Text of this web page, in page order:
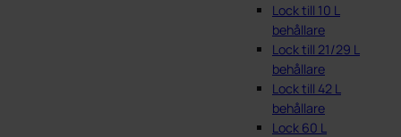
Lock till 10 L
behållare
Lock till 21/29 L
behållare
Lock till 42 L
behållare
Lock 60 L